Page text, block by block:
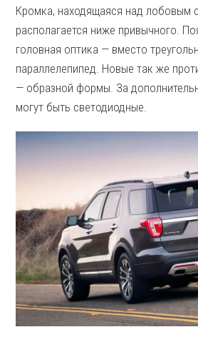
Кромка, находящаяся над лобовым
располагается ниже привычного.
головная оптика — вместо
параллелепипед. Новые так же
— образной формы. За
могут быть светодиодные.